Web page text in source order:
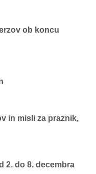
ob koncu
in misli za praznik,
2. do 8. decembra